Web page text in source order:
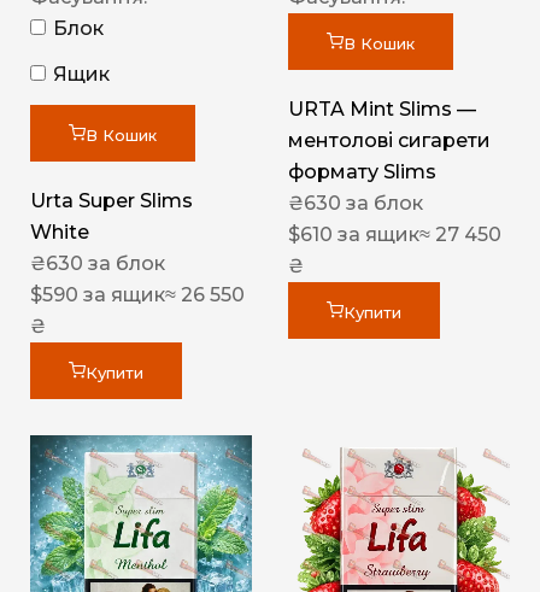
Блок
Ящик
В Кошик
Urta Super Slims
White
₴630 за блок
$590 за ящик≈ 26 550
₴
Купити
В Кошик
URTA Mint Slims —
ментолові сигарети
формату Slims
₴630 за блок
$610 за ящик≈ 27 450
₴
Купити